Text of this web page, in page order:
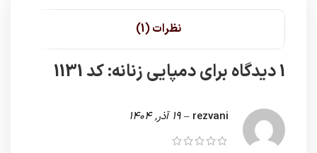
نظرات (1)
1 دیدگاه برای دمپایی زنانه: کد 1131
rezvani
– 19 آذر, 1404